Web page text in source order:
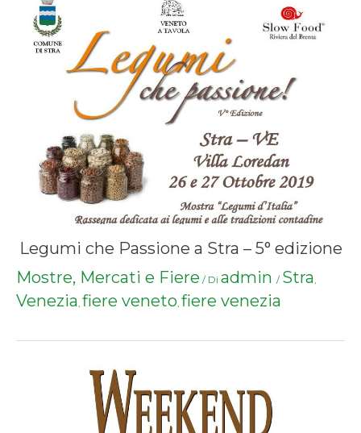
Legumi che Passione a Stra – 5° edizione
Mostre, Mercati e Fiere / Di admin / Stra
Venezia fiere veneto fiere venezia